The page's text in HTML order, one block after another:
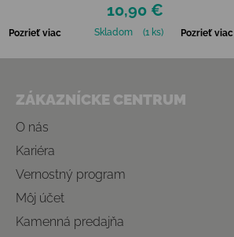
10,90 €
Pozrieť viac Skladom (1 ks) Pozrieť viac
ZÁKAZNÍCKE CENTRUM
O nás
Kariéra
Vernostný program
Môj účet
Kamenná predajňa